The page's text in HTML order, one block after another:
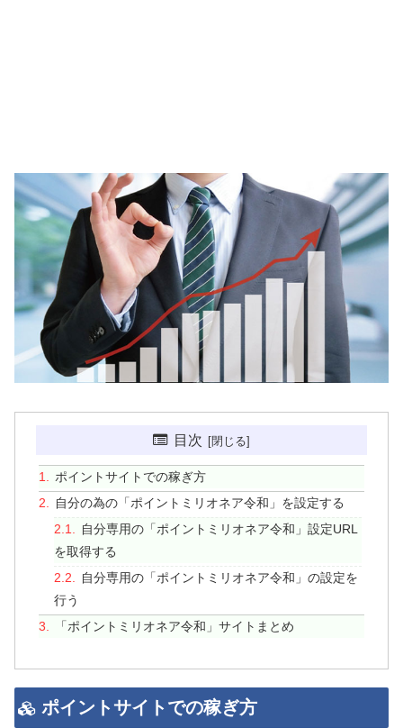
目次
ポイントサイトでの稼ぎ方
自分の為の「ポイントミリオネア令和」を設定する
自分専用の「ポイントミリオネア令和」設定URL
を取得する
自分専用の「ポイントミリオネア令和」の設定を
行う
「ポイントミリオネア令和」サイトまとめ
ポイントサイトでの稼ぎ方